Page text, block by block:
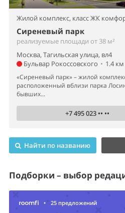
Жилой комплекс, класс ЖК
Сиреневый парк
реализуемые площади от 38 м²
Москва, Тагильская улица, вл4
Бульвар Рокоссовского • 1.4 км
«Сиреневый парк» – жилой
расположенный вблизи парка
бывших...
+7 495 023 •• ••
Найти по названию
Подборки – выбор
• 25 предложений